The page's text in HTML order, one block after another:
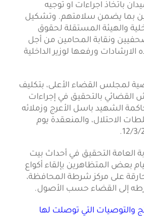
باتخاذ اجراءات او توجيه
بما يضمن سلامتهم. وتشكيل
والهيئة المستقلة لحقوق
ونقابة المحامين من أجل
ورفعها لوزير الداخلية
لمجلس القضاء الأعلى، بتكليف
القضائي بالتحقيق في إجراءات
الشهيد باسل الأعرج وزملائه
الاحتلال، والمنعقدة يوم
العامة التحقيق في أحداث بيت
بعض المتظاهرين بإلقاء أكواع
على مركز شرطة المحافظة،
إلى القضاء حسب الأصول.
والتوصيات التي توصلت لها